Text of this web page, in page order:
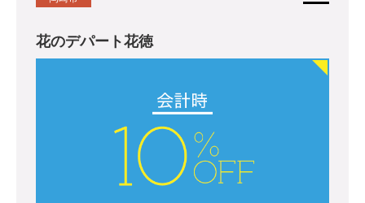
花のデパート花徳